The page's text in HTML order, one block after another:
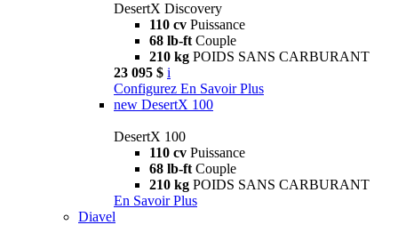
DesertX Discovery
110 cv Puissance
68 lb-ft Couple
210 kg POIDS SANS CARBURANT
23 095 $ i
Configurez En Savoir Plus
new DesertX 100
DesertX 100
110 cv Puissance
68 lb-ft Couple
210 kg POIDS SANS CARBURANT
En Savoir Plus
Diavel